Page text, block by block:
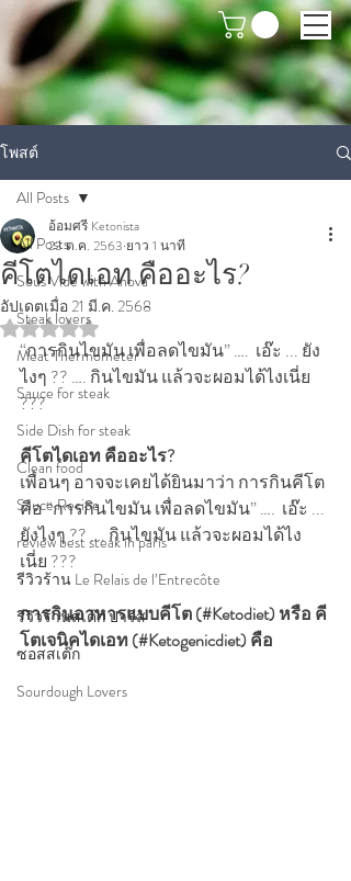
โพสต์
All Posts
Sous Vide with Anova
Steak lovers
Meat Thermometer
Sauce for steak
Side Dish for steak
Clean food
Sauce Recipe
review best steak in paris
รีวิวร้าน Le Relais de l’Entrecôte
รีวิวร้านสเต๊ก ปารีส
ซอสสเต๊ก
Sourdough Lovers
All Posts
คีโตไดเอท คืออะไร?
อ้อมศรี Ketonista
23 ต.ค. 2563 ยาว 1 นาที
อัปเดตเมื่อ 21 มี.ค. 2568
ได้รับ NaN เต็ม 5 ดาว
“การกินไขมัน เพื่อลดไขมัน” ….  เอ๊ะ ... ยัง
ไงๆ ?? …. กินไขมัน แล้วจะผอมได้ไงเนี่ย
???
คีโตไดเอท คืออะไร?
เพื่อนๆ อาจจะเคยได้ยินมาว่า การกินคีโต
คือ “การกินไขมัน เพื่อลดไขมัน” ….  เอ๊ะ ...
ยังไงๆ ?? …. กินไขมัน แล้วจะผอมได้ไง
เนี่ย ???
การกินอาหารแบบคีโต (#Ketodiet) หรือ คี
โตเจนิคไดเอท (#Ketogenicdiet) คือ